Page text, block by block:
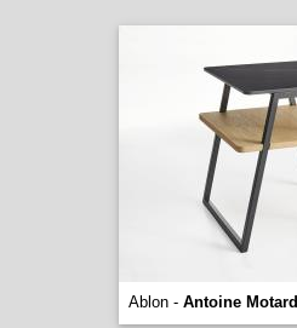
Ablon - Antoine Motard